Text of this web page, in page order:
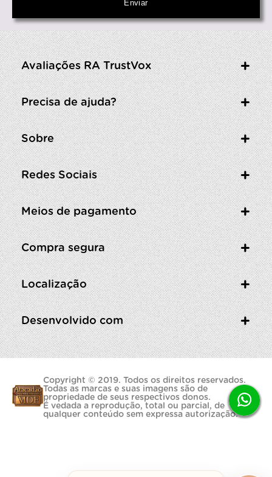
Avaliações RA TrustVox
Precisa de ajuda?
Sobre
Redes Sociais
Meios de pagamento
Compra segura
Localização
Desenvolvido com
Copyright © 2019. Todos os direitos reservados.
Todas as marcas e suas imagens são de
propriedade de seus respectivos donos.
É vedada a reprodução, total ou parcial, de
qualquer conteúdo sem expressa autorização.